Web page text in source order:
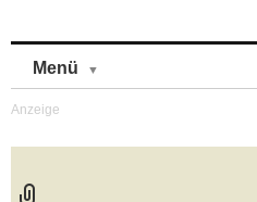
Menü